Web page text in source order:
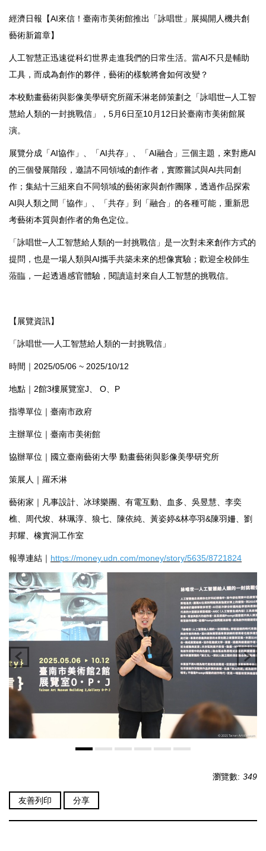
經濟日報【AI來信！臺南市美術館推出「詠唱世」展揭開人機共創
藝術新篇章】
人工智慧正迅速從科幻世界走進我們的日常生活。當AI不只是輔助
工具，而成為創作的夥伴，藝術的樣貌將會如何改變？
本校動畫藝術與影像美學研究所羅禾淋老師策劃之「詠唱世─人工智
慧給人類的一封挑戰信」，5月6日至10月12日於臺南市美術館展
演。
展覽分成「AI協作」、「AI共存」、「AI融合」三個主題，來對應AI
的三個發展階段，邀請不同領域的創作者，實際嘗試與AI共同創
作；集結十三組來自不同領域的藝術家與創作團隊，透過作品探索
AI與人類之間「協作」、「共存」到「融合」的各種可能，重新思
考藝術本質與創作者的角色定位。
「詠唱世─人工智慧給人類的一封挑戰信」是一次對未來創作方式的
提問，也是一場人類與AI攜手共築未來的想像實驗；歡迎全校師生
蒞臨，一起透過感官體驗，閱讀這封來自人工智慧的挑戰信。
【展覽資訊】
「詠唱世──人工智慧給人類的一封挑戰信」
時間｜2025/05/06 ~ 2025/10/12
地點｜2館3樓展覽室J、 O、P
指導單位｜臺南市政府
主辦單位｜臺南市美術館
協辦單位｜國立臺南藝術大學 動畫藝術與影像美學研究所
策展人｜羅禾淋
藝術家｜凡事設計、冰球樂團、有電互動、血多、吳昱慧、李奕
樵、周代焌、林珮淳、狼七、陳依純、黃姿婷&林亭羽&陳羽姍、劉
邦耀、橡實洞工作室
報導連結｜ https://money.udn.com/money/story/5635/8721824
瀏覽數: 349
友善列印 分享